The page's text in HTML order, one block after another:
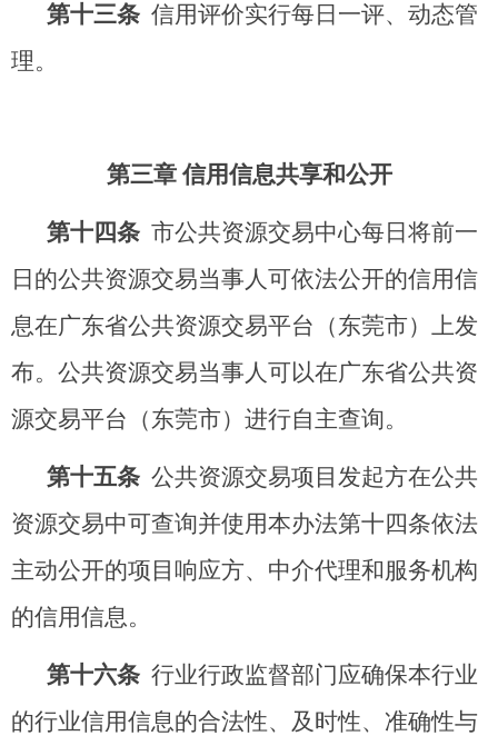
第十三条 信用评价实行每日一评、动态管
理。
第三章 信用信息共享和公开
第十四条 市公共资源交易中心每日将前一
日的公共资源交易当事人可依法公开的信用信
息在广东省公共资源交易平台（东莞市）上发
布。公共资源交易当事人可以在广东省公共资
源交易平台（东莞市）进行自主查询。
第十五条 公共资源交易项目发起方在公共
资源交易中可查询并使用本办法第十四条依法
主动公开的项目响应方、中介代理和服务机构
的信用信息。
第十六条 行业行政监督部门应确保本行业
的行业信用信息的合法性、及时性、准确性与